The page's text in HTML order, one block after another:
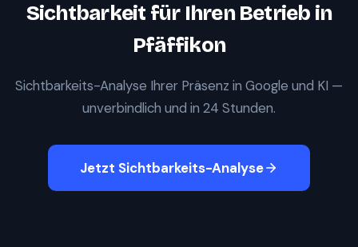
Sichtbarkeit für Ihren Betrieb in
Pfäffikon
Sichtbarkeits-Analyse Ihrer Präsenz in Google und KI —
unverbindlich und in 24 Stunden.
Jetzt Sichtbarkeits-Analyse